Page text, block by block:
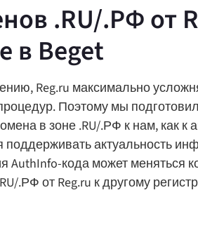
.RU/.РФ от
в Beget
Reg.ru максимально
Поэтому мы
в зоне .RU/.РФ к нам, как к
поддерживать актуальность
AuthInfo-кода может меняться
.РФ от Reg.ru к другому